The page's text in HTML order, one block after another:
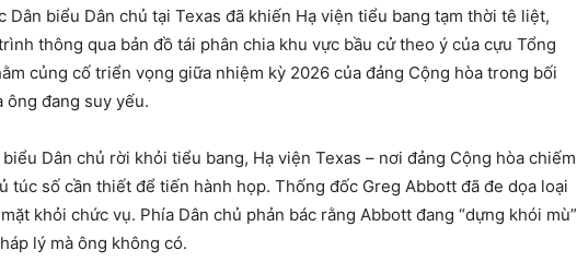
Dân biểu Dân chủ tại Texas đã khiến Hạ viện tiểu bang tạm thời tê liệt,
thông qua bản đồ tái phân chia khu vực bầu cử theo ý của cựu Tổng
củng cố triển vọng giữa nhiệm kỳ 2026 của đảng Cộng hòa trong bối
đang suy yếu.
Dân chủ rời khỏi tiểu bang, Hạ viện Texas – nơi đảng Cộng hòa chiếm
túc số cần thiết để tiến hành họp. Thống đốc Greg Abbott đã đe dọa loại
khỏi chức vụ. Phía Dân chủ phản bác rằng Abbott đang “dựng khói mù”
lý mà ông không có.